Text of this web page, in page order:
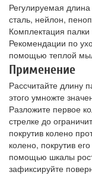
Регулируемая
сталь, нейлон,
Комплектация
Рекомендации по
помощью теплой
Применение
Рассчитайте длину
этого умножте
Разложите первое
стрелке до
покрутив колено
колено, покрутив
помощью шкалы
зафиксируйте